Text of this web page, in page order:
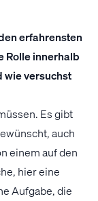
erfahrensten
Rolle innerhalb
wie versuchst
Es gibt
auch
einem auf den
hier eine
Aufgabe, die